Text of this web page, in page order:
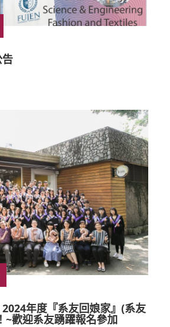
2024年度『系友回娘家』(系友
~歡迎系友踴躍報名參加